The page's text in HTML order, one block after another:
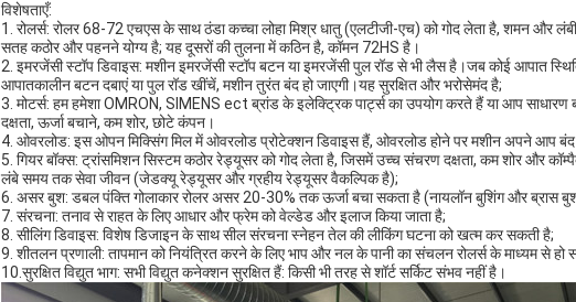
विशेषताएँ:
1. रोलर्स: रोलर 68-72 एचएस के साथ ठंडा कच्चा लोहा मिश्र धातु (एलटीजी-एच) को गोद लेता है, शमन और
सतह कठोर और पहनने योग्य है; यह दूसरों की तुलना में कठिन है, कॉमन 72HS है।
2. इमरजेंसी स्टॉप डिवाइस: मशीन इमरजेंसी स्टॉप बटन या इमरजेंसी पुल रॉड से भी लैस है।जब कोई आपात
आपातकालीन बटन दबाएं या पुल रॉड खींचें, मशीन तुरंत बंद हो जाएगी।यह सुरक्षित और भरोसेमंद है;
3. मोटर्स: हम हमेशा OMRON, SIMENS ect ब्रांड के इलेक्ट्रिक पार्ट्स का उपयोग करते हैं या आप
दक्षता, ऊर्जा बचाने, कम शोर, छोटे कंपन।
4. ओवरलोड: इस ओपन मिक्सिंग मिल में ओवरलोड प्रोटेक्शन डिवाइस हैं, ओवरलोड होने पर मशीन अपने आप बंद
5. गियर बॉक्स: ट्रांसमिशन सिस्टम कठोर रेड्यूसर को गोद लेता है, जिसमें उच्च संचरण दक्षता, कम शोर और
लंबे समय तक सेवा जीवन (जेडक्यू रेड्यूसर और ग्रहीय रेड्यूसर वैकल्पिक है);
6. असर बुश: डबल पंक्ति गोलाकार रोलर असर 20-30% तक ऊर्जा बचा सकता है (नायलॉन बुशिंग और ब्रास
7. संरचना: तनाव से राहत के लिए आधार और फ्रेम को वेल्डेड और इलाज किया जाता है;
8. सीलिंग डिवाइस: विशेष डिजाइन के साथ सील संरचना स्नेहन तेल की लीकिंग घटना को खत्म कर सकती है;
9. शीतलन प्रणाली: तापमान को नियंत्रित करने के लिए भाप और नल के पानी का संचलन रोलर्स के माध्यम से हो
10.सुरक्षित विद्युत भाग: सभी विद्युत कनेक्शन सुरक्षित हैं: किसी भी तरह से शॉर्ट सर्किट संभव नहीं है।